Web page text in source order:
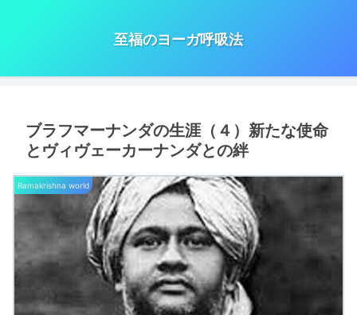
至福のヨーガ呼吸法
ブラフマーナンダの生涯（４）新たな使命
とヴィヴェーカーナンダとの絆
Ramakrishna world